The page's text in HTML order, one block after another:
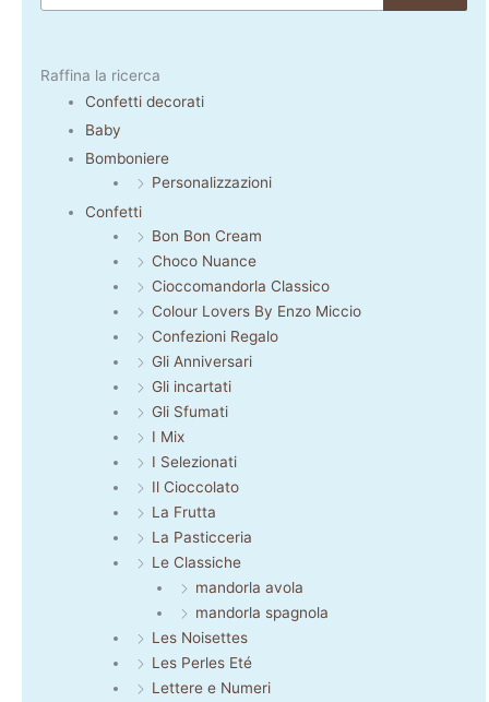
Raffina la ricerca
Confetti decorati
Baby
Bomboniere
Personalizzazioni
Confetti
Bon Bon Cream
Choco Nuance
Cioccomandorla Classico
Colour Lovers By Enzo Miccio
Confezioni Regalo
Gli Anniversari
Gli incartati
Gli Sfumati
I Mix
I Selezionati
Il Cioccolato
La Frutta
La Pasticceria
Le Classiche
mandorla avola
mandorla spagnola
Les Noisettes
Les Perles Eté
Lettere e Numeri